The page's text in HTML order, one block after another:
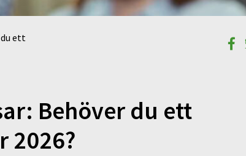
ett
Behöver du ett
2026?